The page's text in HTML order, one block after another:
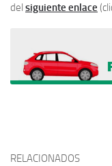
del siguiente enlace
RELACIONADOS